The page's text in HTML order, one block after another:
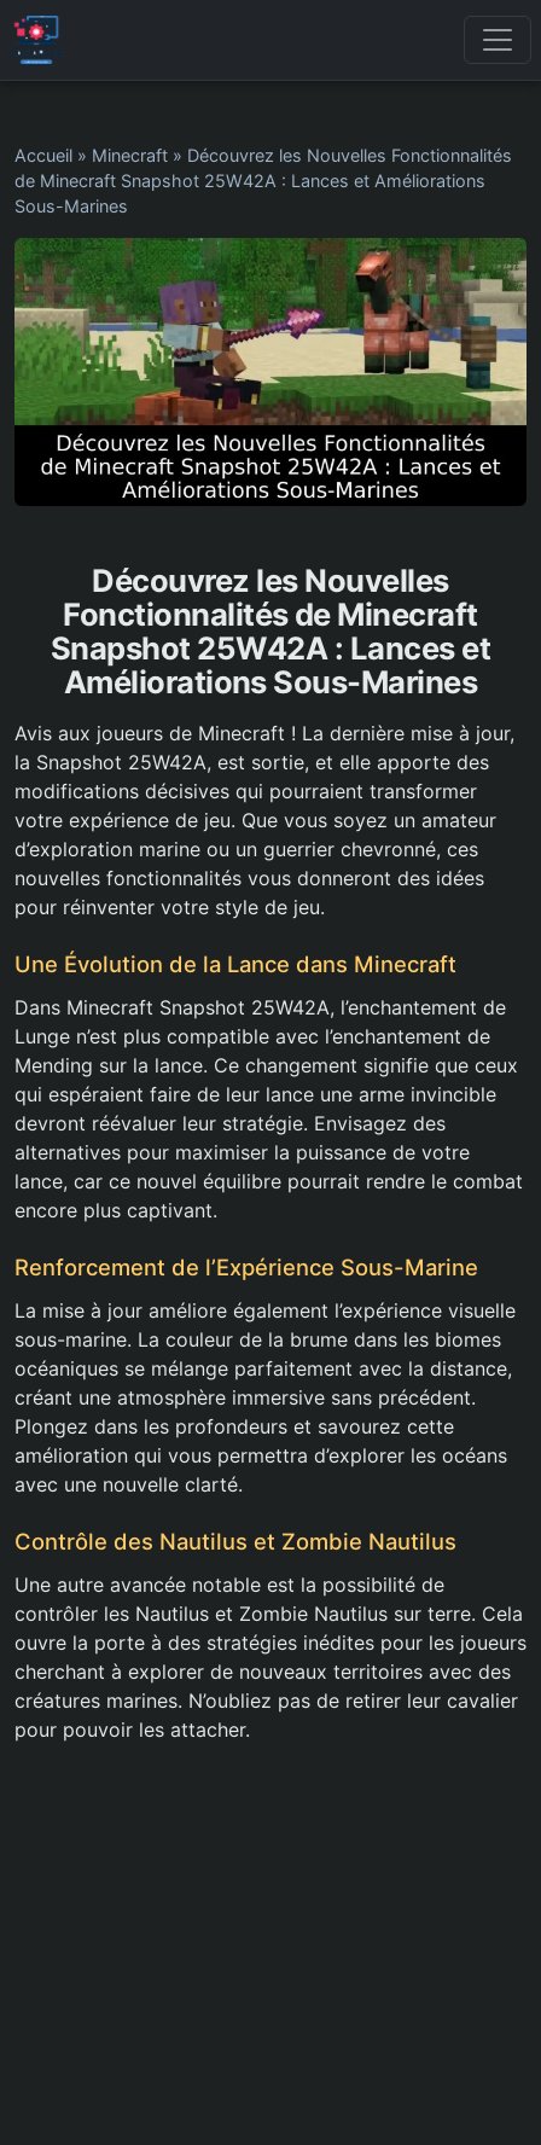
Accueil » Minecraft » Découvrez les Nouvelles Fonctionnalités
de Minecraft Snapshot 25W42A : Lances et Améliorations
Sous-Marines
Découvrez les Nouvelles
Fonctionnalités de Minecraft
Snapshot 25W42A : Lances et
Améliorations Sous-Marines
Avis aux joueurs de Minecraft ! La dernière mise à jour,
la Snapshot 25W42A, est sortie, et elle apporte des
modifications décisives qui pourraient transformer
votre expérience de jeu. Que vous soyez un amateur
d’exploration marine ou un guerrier chevronné, ces
nouvelles fonctionnalités vous donneront des idées
pour réinventer votre style de jeu.
Une Évolution de la Lance dans Minecraft
Dans Minecraft Snapshot 25W42A, l’enchantement de
Lunge n’est plus compatible avec l’enchantement de
Mending sur la lance. Ce changement signifie que ceux
qui espéraient faire de leur lance une arme invincible
devront réévaluer leur stratégie. Envisagez des
alternatives pour maximiser la puissance de votre
lance, car ce nouvel équilibre pourrait rendre le combat
encore plus captivant.
Renforcement de l’Expérience Sous-Marine
La mise à jour améliore également l’expérience visuelle
sous-marine. La couleur de la brume dans les biomes
océaniques se mélange parfaitement avec la distance,
créant une atmosphère immersive sans précédent.
Plongez dans les profondeurs et savourez cette
amélioration qui vous permettra d’explorer les océans
avec une nouvelle clarté.
Contrôle des Nautilus et Zombie Nautilus
Une autre avancée notable est la possibilité de
contrôler les Nautilus et Zombie Nautilus sur terre. Cela
ouvre la porte à des stratégies inédites pour les joueurs
cherchant à explorer de nouveaux territoires avec des
créatures marines. N’oubliez pas de retirer leur cavalier
pour pouvoir les attacher.